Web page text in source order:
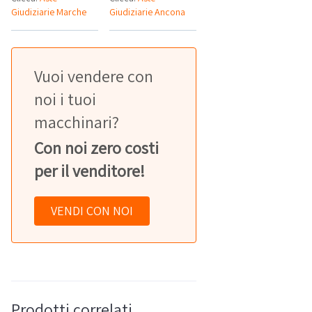
Giudiziarie Marche
Giudiziarie Ancona
Vuoi vendere con
noi i tuoi
macchinari?
Con noi zero costi
per il venditore!
VENDI CON NOI